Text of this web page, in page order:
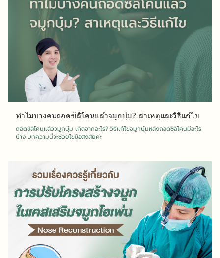
ทำไมบางคนถอดซิลิโคนแล้วจมูกบุ๋ม? สาเหตุและวิธีแก้ไข
ถอดซิลิโคนแล้วจมูกบุ๋ม เกิดจากอะไร? วิธีแก้ไขจมูกบุ๋มหลังถอดซิลิโคนมีอะไร
บ้าง บทความนี้จะช่วยไขข้อสงสัยค่ะ